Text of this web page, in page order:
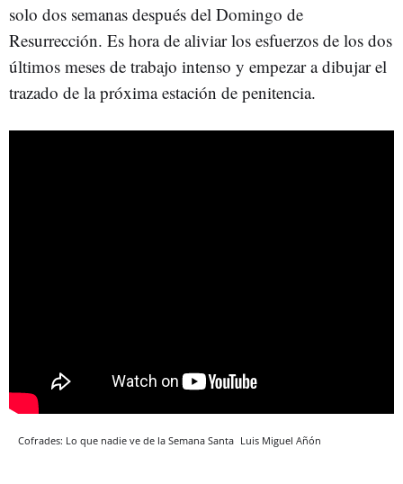
solo dos semanas después del Domingo de
Resurrección. Es hora de aliviar los esfuerzos de los dos
últimos meses de trabajo intenso y empezar a dibujar el
trazado de la próxima estación de penitencia.
Cofrades: Lo que nadie ve de la Semana Santa Luis Miguel Añón